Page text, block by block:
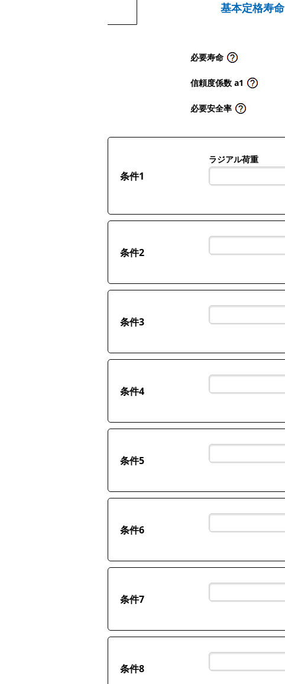
基本定格寿命
必要寿命
信頼度係数 a1
必要安全率
条件1
ラジアル荷重
条件2
条件3
条件4
条件5
条件6
条件7
条件8